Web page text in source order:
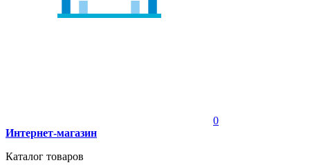
0
Интернет-магазин
Каталог товаров